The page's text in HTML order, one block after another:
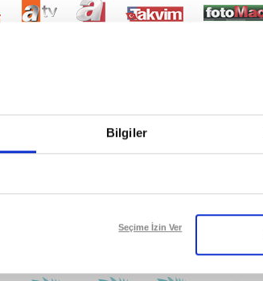
Bilgiler
Seçime İzin Ver